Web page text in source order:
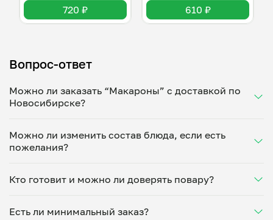
720 ₽ 610 ₽
Вопрос-ответ
Можно ли заказать “Макароны” с доставкой по
Новосибирске?
Укажите удобное время — и получите свежее
домашнее блюдо в большой порции прямо с плиты.
минут. Статус заказа отслеживайте в личном
кабинете, а с поваром можно связаться напрямую в
утром на вечер или сегодня на завтра.
Можно ли изменить состав блюда, если есть
пожелания?
ваши предпочтения: уберет специи, снизит
Укажите пожелания при оформлении или напишите
напрямую в чат — домашние блюда готовятся
Кто готовит и можно ли доверять повару?
проверенный повар из г.Новосибирск. Каждый
Есть ли минимальный заказ?